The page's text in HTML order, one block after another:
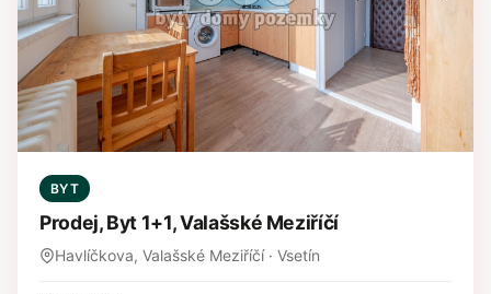
BYT
Prodej, Byt 1+1, Valašské Meziříčí
Havlíčkova, Valašské Meziříčí · Vsetín